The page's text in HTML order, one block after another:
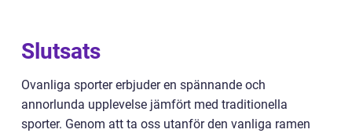
Slutsats
Ovanliga sporter erbjuder en spännande och
annorlunda upplevelse jämfört med traditionella
sporter. Genom att ta oss utanför den vanliga ramen